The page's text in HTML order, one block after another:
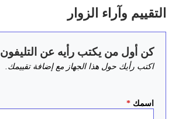
التقييم وآراء الزوار
كن أول من يكتب رأيه عن التليفون
اكتب رأيك حول هذا الجهاز مع إضافة تقييمك.
اسمك *